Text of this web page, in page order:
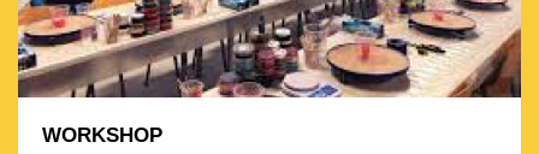
WORKSHOP